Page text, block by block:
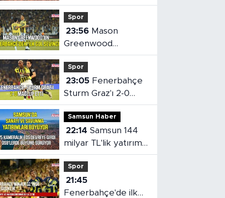
fiyatları belli oldu
Spor
23:56
Greenwood
Fenerbahçe'deki ilk
golünü attı
Spor
23:05
Sturm Graz'ı 2-0
Mağlup Etti
Samsun Haber
22:14 Samsun 144
milyar TL'lik yatırımla
gelişmeye devam
ediyor
Spor
21:45
Fenerbahçe'de ilk